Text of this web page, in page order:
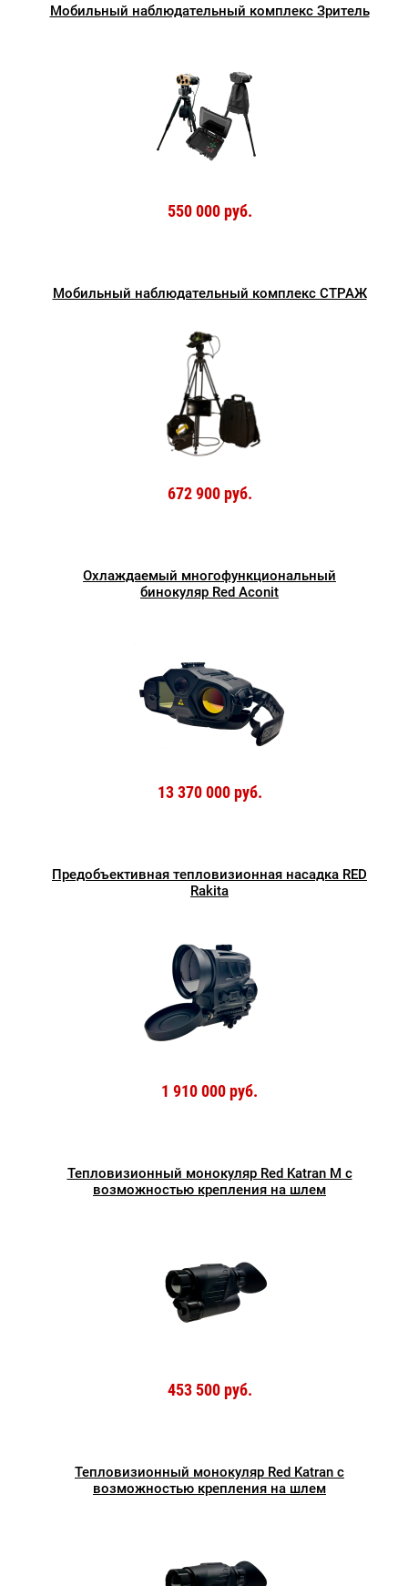
Мобильный наблюдательный комплекс Зритель
550 000 руб.
Мобильный наблюдательный комплекс СТРАЖ
672 900 руб.
Охлаждаемый многофункциональный
бинокуляр Red Aconit
13 370 000 руб.
Предобъективная тепловизионная насадка RED
Rakita
1 910 000 руб.
Тепловизионный монокуляр Red Katran M с
возможностью крепления на шлем
453 500 руб.
Тепловизионный монокуляр Red Katran с
возможностью крепления на шлем